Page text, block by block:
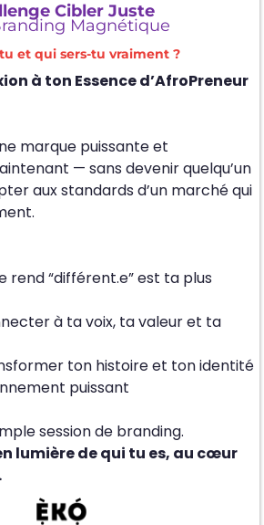
Cibler Juste
Magnétique
tu et qui sers-tu vraiment ?
à ton Essence d’AfroPreneur
marque puissante et
— sans devenir quelqu’un
aux standards d’un marché qui
rend “différent.e” est ta plus
à ta voix, ta valeur et ta
ton histoire et ton identité
puissant
session de branding.
lumière de qui tu es, au cœur